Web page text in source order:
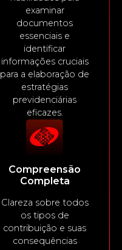
examinar
documentos
essenciais e
identificar
informações cruciais
para a elaboração de
estratégias
previdenciárias
eficazes.
Compreensão
Completa
Clareza sobre todos
os tipos de
contribuição e suas
consequências